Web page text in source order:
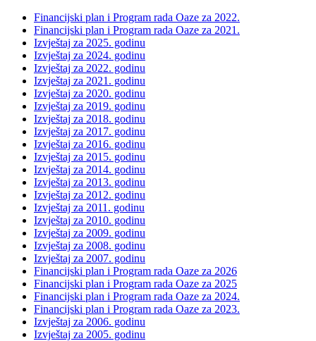
Financijski plan i Program rada Oaze za 2022.
Financijski plan i Program rada Oaze za 2021.
Izvještaj za 2025. godinu
Izvještaj za 2024. godinu
Izvještaj za 2022. godinu
Izvještaj za 2021. godinu
Izvještaj za 2020. godinu
Izvještaj za 2019. godinu
Izvještaj za 2018. godinu
Izvještaj za 2017. godinu
Izvještaj za 2016. godinu
Izvještaj za 2015. godinu
Izvještaj za 2014. godinu
Izvještaj za 2013. godinu
Izvještaj za 2012. godinu
Izvještaj za 2011. godinu
Izvještaj za 2010. godinu
Izvještaj za 2009. godinu
Izvještaj za 2008. godinu
Izvještaj za 2007. godinu
Financijski plan i Program rada Oaze za 2026
Financijski plan i Program rada Oaze za 2025
Financijski plan i Program rada Oaze za 2024.
Financijski plan i Program rada Oaze za 2023.
Izvještaj za 2006. godinu
Izvještaj za 2005. godinu